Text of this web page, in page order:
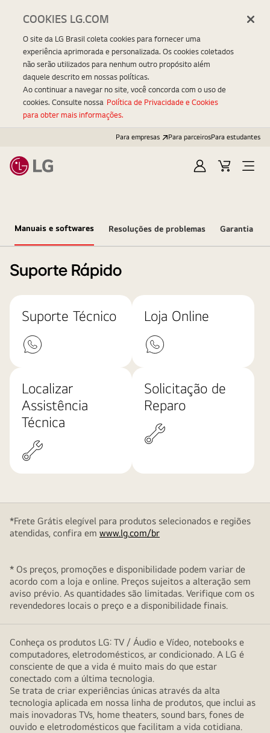
Para empresas Para parceirosPara estudantes
EntrarCarrinhoOpen
Manuais e softwares Resoluções de problemas Garantia
Suporte Rápido
Suporte Técnico Loja Online
Localizar
Assistência
Técnica
Solicitação de
Reparo
*Frete Grátis elegível para produtos selecionados e regiões
atendidas, confira em www.lg.com/br
* Os preços, promoções e disponibilidade podem variar de
acordo com a loja e online. Preços sujeitos a alteração sem
aviso prévio. As quantidades são limitadas. Verifique com os
revendedores locais o preço e a disponibilidade finais.
Conheça os produtos LG: TV / Áudio e Vídeo, notebooks e
computadores, eletrodomésticos, ar condicionado. A LG é
consciente de que a vida é muito mais do que estar
conectado com a última tecnologia.
Se trata de criar experiências únicas através da alta
tecnologia aplicada em nossa linha de produtos, que inclui as
mais inovadoras TVs, home theaters, sound bars, fones de
ouvido e eletrodomésticos que facilitam a vida cotidiana.
COOKIES LG.COM
O site da LG Brasil coleta cookies para fornecer uma
experiência aprimorada e personalizada. Os cookies coletados
não serão utilizados para nenhum outro propósito além
daquele descrito em nossas políticas.
Ao continuar a navegar no site, você concorda com o uso de
cookies. Consulte nossa Política de Privacidade e Cookies
para obter mais informações.